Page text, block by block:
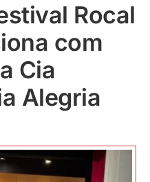
Rocal
com
Cia
Alegria